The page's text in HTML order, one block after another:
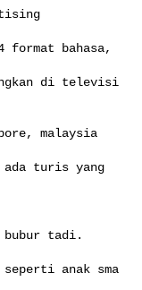
bahasa,
di televisi
malaysia
ada turis yang
bubur tadi.
seperti anak sma